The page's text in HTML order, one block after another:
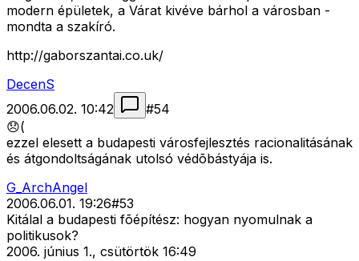
modern épületek, a Várat kivéve bárhol a városban -
mondta a szakíró.
http://gaborszantai.co.uk/
DecenS
2006.06.02. 10:42
#54
😞(
ezzel elesett a budapesti városfejlesztés racionalitásának
és átgondoltságának utolsó védõbástyája is.
G_ArchAngel
2006.06.01. 19:26#53
Kitálal a budapesti fõépítész: hogyan nyomulnak a
politikusok?
2006. június 1., csütörtök 16:49